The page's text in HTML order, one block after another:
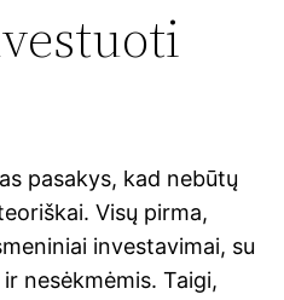
pasakys, kad nebūtų
Visų pirma,
investavimai, su
nesėkmėmis. Taigi,